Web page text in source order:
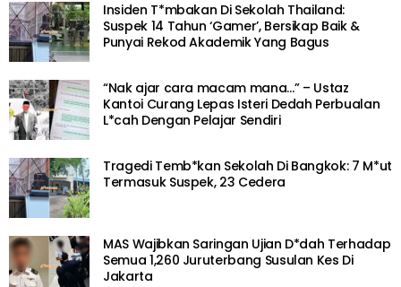
Insiden T*mbakan Di Sekolah Thailand:
Suspek 14 Tahun ‘Gamer’, Bersikap Baik &
Punyai Rekod Akademik Yang Bagus
“Nak ajar cara macam mana…” – Ustaz
Kantoi Curang Lepas Isteri Dedah Perbualan
L*cah Dengan Pelajar Sendiri
Tragedi Temb*kan Sekolah Di Bangkok: 7 M*ut
Termasuk Suspek, 23 Cedera
MAS Wajibkan Saringan Ujian D*dah Terhadap
Semua 1,260 Juruterbang Susulan Kes Di
Jakarta